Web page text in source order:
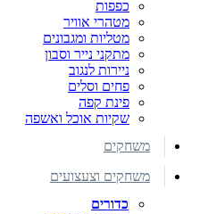
כפפות
מטהרי אוויר
מטליות ומגבונים
מתקני נייר וסבון
ניירות לנגוב
פחים וסלים
פינת קפה
שקיות אוכל ואשפה
משחקים
משחקים וצעצועים
כדורים